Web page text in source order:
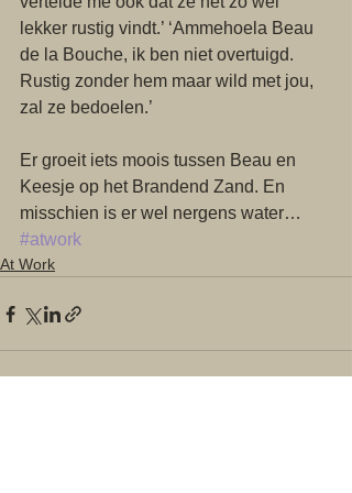
lekker rustig vindt.’ ‘Ammehoela Beau
de la Bouche, ik ben niet overtuigd.
Rustig zonder hem maar wild met jou,
zal ze bedoelen.’
Er groeit iets moois tussen Beau en
Keesje op het Brandend Zand. En
misschien is er wel nergens water…
#atwork
At Work